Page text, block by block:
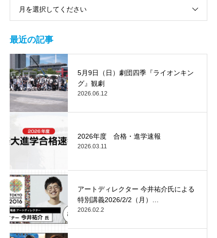
月を選択してください
最近の記事
5月9日（日）劇団四季『ライオンキン
グ』観劇
2026.06.12
2026年度 合格・進学速報
2026.03.11
アートディレクター 今井祐介氏による
特別講義2026/2/2（月）…
2026.02.2